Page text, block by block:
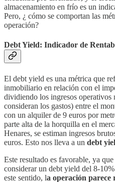
almacenamiento en frío es un
Pero, ¿ cómo se comportan las
operación?
Debt Yield: Indicador de
El debt yield es una métrica que
inmobiliario en relación con el
dividiendo los ingresos operativos
consideran los gastos) entre el
con un alquiler de 9 euros por
parte alta de la horquilla en el
Henares, se estiman ingresos
euros. Esto nos lleva a un debt
Este resultado es favorable, ya
considerar un debt yield del 8-
este sentido, la operación parece